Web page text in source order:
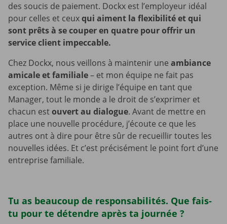
des soucis de paiement. Dockx est l’employeur idéal
pour celles et ceuxqui aiment la flexibilité et qui
sont prêts à se couper en quatre pour offrir un
service client impeccable.
Chez Dockx, nous veillons à maintenir une ambiance
amicale et familiale– et mon équipe ne fait pas
exception. Même si je dirige l’équipe en tant que
Manager, tout le monde a le droit de s’exprimer et
chacun estouvert au dialogue. Avant de mettre en
place une nouvelle procédure, j’écoute ce que les
autres ont à dire pour être sûr de recueillir toutes les
nouvelles idées. Et c’est précisément le point fort d’une
entreprise familiale.
Tu as beaucoup de responsabilités. Que fais-
tu pour te détendre après ta journée ?